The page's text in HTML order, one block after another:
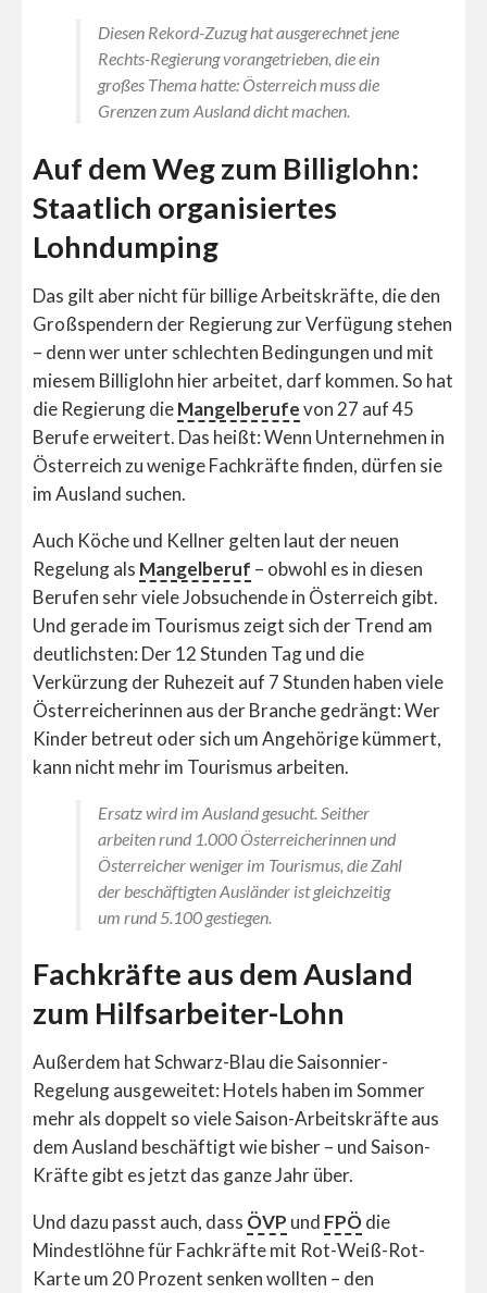
Diesen Rekord-Zuzug hat ausgerechnet jene
Rechts-Regierung vorangetrieben, die ein
großes Thema hatte: Österreich muss die
Grenzen zum Ausland dicht machen.
Auf dem Weg zum Billiglohn:
Staatlich organisiertes
Lohndumping
Das gilt aber nicht für billige Arbeitskräfte, die den
Großspendern der Regierung zur Verfügung stehen
– denn wer unter schlechten Bedingungen und mit
miesem Billiglohn hier arbeitet, darf kommen. So hat
die Regierung dieMangelberufevon 27 auf 45
Berufe erweitert. Das heißt: Wenn Unternehmen in
Österreich zu wenige Fachkräfte finden, dürfen sie
im Ausland suchen.
Auch Köche und Kellner gelten laut der neuen
Regelung als Mangelberuf – obwohl es in diesen
Berufen sehr viele Jobsuchende in Österreich gibt.
Und gerade im Tourismus zeigt sich der Trend am
deutlichsten: Der 12 Stunden Tag und die
Verkürzung der Ruhezeit auf 7 Stunden haben viele
Österreicherinnen aus der Branche gedrängt: Wer
Kinder betreut oder sich um Angehörige kümmert,
kann nicht mehr im Tourismus arbeiten.
Ersatz wird im Ausland gesucht. Seither
arbeiten rund 1.000 Österreicherinnen und
Österreicher weniger im Tourismus, die Zahl
der beschäftigten Ausländer ist gleichzeitig
um rund 5.100 gestiegen.
Fachkräfte aus dem Ausland
zum Hilfsarbeiter-Lohn
Außerdem hat Schwarz-Blau die Saisonnier-
Regelung ausgeweitet: Hotels haben im Sommer
mehr als doppelt so viele Saison-Arbeitskräfte aus
dem Ausland beschäftigt wie bisher – und Saison-
Kräfte gibt es jetzt das ganze Jahr über.
Und dazu passt auch, dass ÖVP und FPÖdie
Mindestlöhne für Fachkräfte mit Rot-Weiß-Rot-
Karte um 20 Prozent senken wollten – den